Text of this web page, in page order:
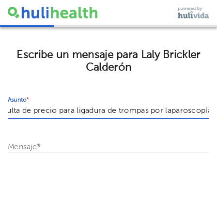
Escribe un mensaje para Laly Brickler
Calderón
Asunto*
Mensaje*